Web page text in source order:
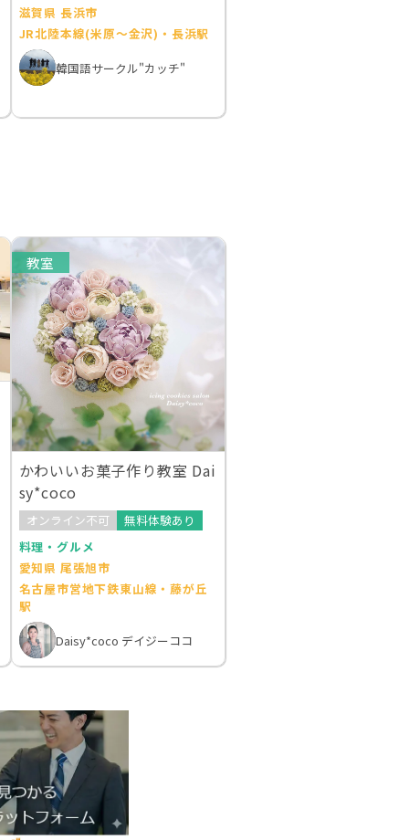
滋賀県 長浜市
JR北陸本線(米原～金沢)・長浜駅
韓国語サークル"カッチ"
教室
かわいいお菓子作り教室 Dai
sy*coco
オンライン不可
無料体験あり
料理・グルメ
愛知県 尾張旭市
名古屋市営地下鉄東山線・藤が丘
駅
Daisy*coco デイジーココ